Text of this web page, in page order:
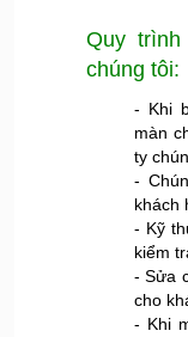
Quy trình
chúng tôi:
- Khi
màn
ty
-
khách
- Kỹ
kiểm
- Sửa
cho
- Khi